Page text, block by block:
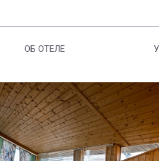
ОБ ОТЕЛЕ